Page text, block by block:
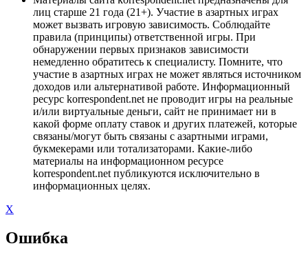
лиц старше 21 года (21+). Участие в азартных играх
может вызвать игровую зависимость. Соблюдайте
правила (принципы) ответственной игры. При
обнаружении первых признаков зависимости
немедленно обратитесь к специалисту. Помните, что
участие в азартных играх не может являться источником
доходов или альтернативой работе. Информационный
ресурс korrespondent.net не проводит игры на реальные
и/или виртуальные деньги, сайт не принимает ни в
какой форме оплату ставок и других платежей, которые
связаны/могут быть связаны с азартными играми,
букмекерами или тотализаторами. Какие-либо
материалы на информационном ресурсе
korrespondent.net публикуются исключительно в
информационных целях.
X
Ошибка